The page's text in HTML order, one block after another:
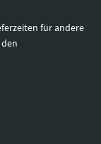
für andere